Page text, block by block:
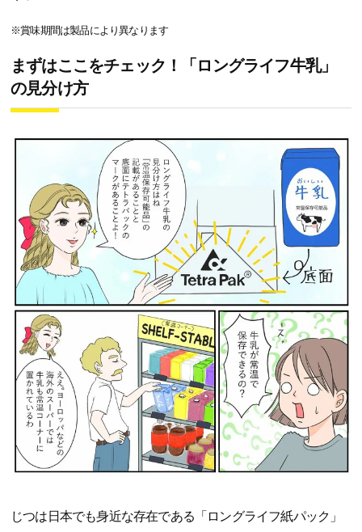
※賞味期間は製品により異なります
まずはここをチェック！「ロングライフ牛乳」
の見分け方
じつは日本でも身近な存在である「ロングライフ紙パック」